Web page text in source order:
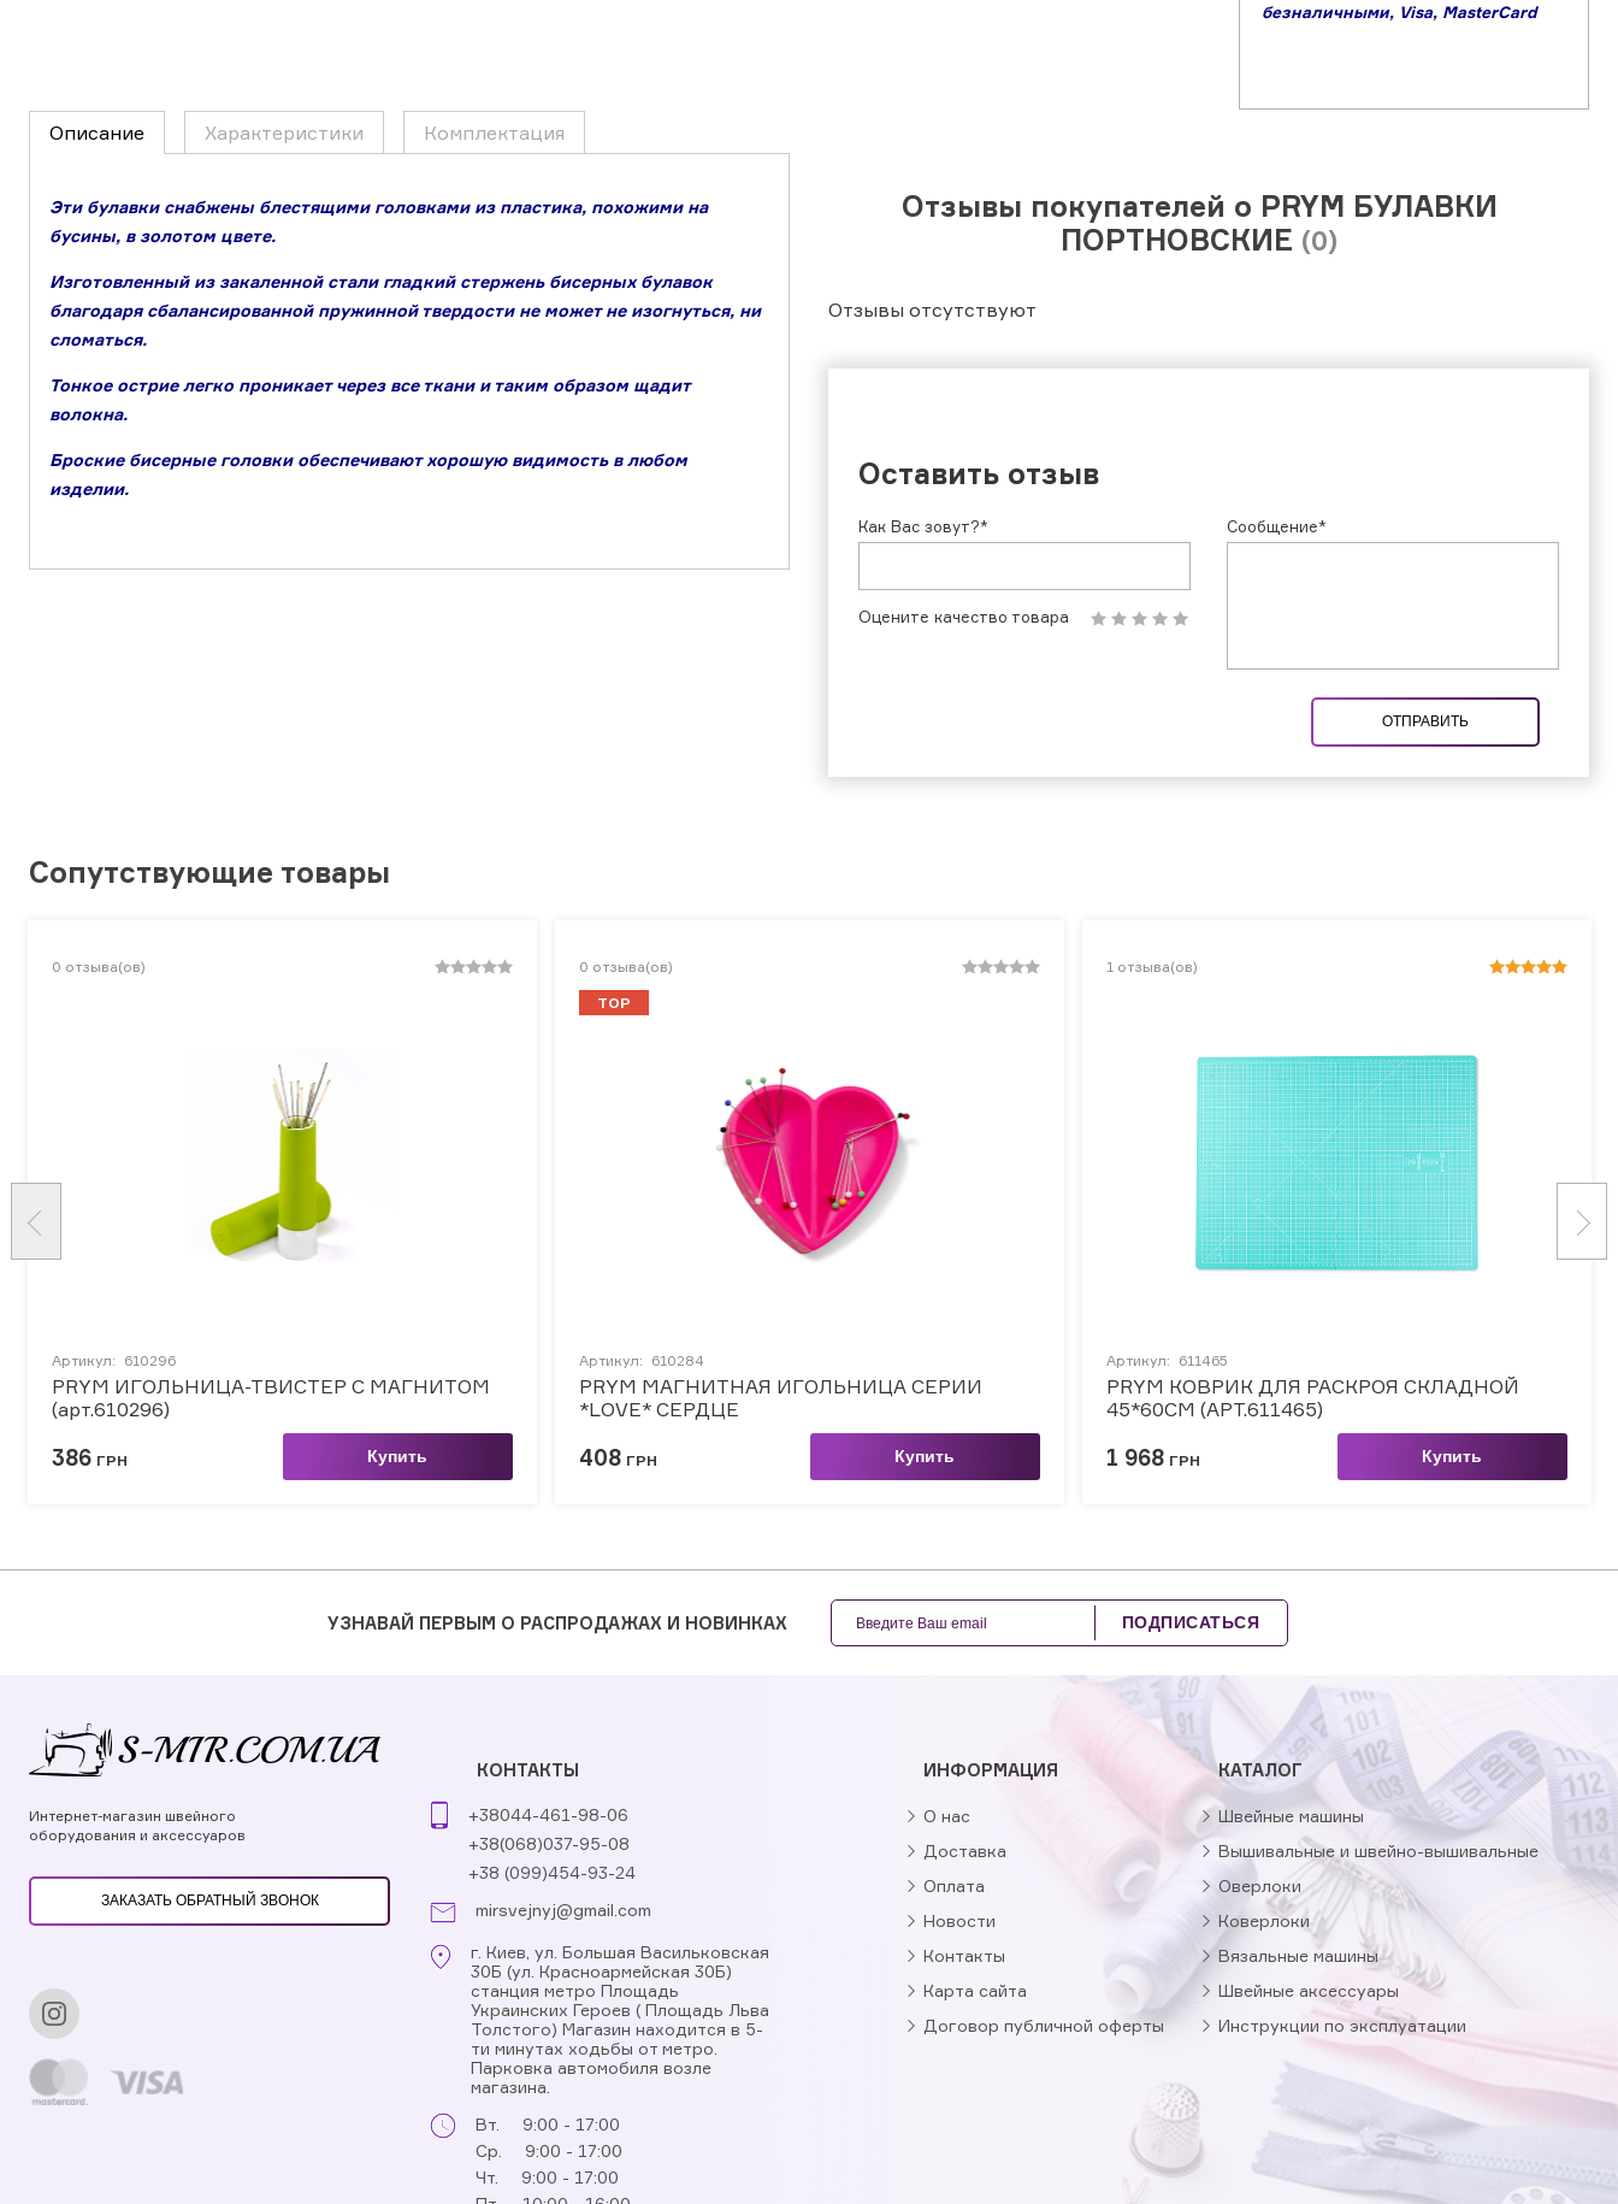
безналичными, Visa, MasterCard
Описание Характеристики Комплектация
Эти булавки снабжены блестящими головками из пластика, похожими на
бусины, в золотом цвете.
Изготовленный из закаленной стали гладкий стержень бисерных булавок
благодаря сбалансированной пружинной твердости не может не изогнуться, ни
сломаться.
Тонкое острие легко проникает через все ткани и таким образом щадит
волокна.
Броские бисерные головки обеспечивают хорошую видимость в любом
изделии.
Отзывы покупателей о PRYM БУЛАВКИ
ПОРТНОВСКИЕ (0)
Отзывы отсутствуют
Оставить отзыв
Сообщение*
Как Вас зовут?*
Оцените качество товара
ОТПРАВИТЬ
Сопутствующие товары
0 отзыва(ов)
Артикул: 610296
PRYM ИГОЛЬНИЦА-ТВИСТЕР С МАГНИТОМ
(арт.610296)
386 ГРН Купить
0 отзыва(ов)
TOP
Артикул: 610284
PRYM МАГНИТНАЯ ИГОЛЬНИЦА СЕРИИ
*LOVE* СЕРДЦЕ
408 ГРН Купить
1 отзыва(ов)
Артикул: 611465
PRYM КОВРИК ДЛЯ РАСКРОЯ СКЛАДНОЙ
45*60СМ (АРТ.611465)
1 968 ГРН Купить
УЗНАВАЙ ПЕРВЫМ О РАСПРОДАЖАХ И НОВИНКАХ ПОДПИСАТЬСЯ
Интернет-магазин швейного
оборудования и аксессуаров
ЗАКАЗАТЬ ОБРАТНЫЙ ЗВОНОК
КОНТАКТЫ
+38044-461-98-06
+38(068)037-95-08
+38 (099)454-93-24
mirsvejnyj@gmail.com
г. Киев, ул. Большая Васильковская
30Б (ул. Красноармейская 30Б)
станция метро Площадь
Украинских Героев ( Площадь Льва
Толстого) Магазин находится в 5-
ти минутах ходьбы от метро.
Парковка автомобиля возле
магазина.
Вт.
9:00 - 17:00
Ср.
9:00 - 17:00
Чт.
9:00 - 17:00
ИНФОРМАЦИЯ
О нас
Доставка
Оплата
Новости
Контакты
Карта сайта
Договор публичной оферты
КАТАЛОГ
Швейные машины
Вышивальные и швейно-вышивальные
Оверлоки
Коверлоки
Вязальные машины
Швейные аксессуары
Инструкции по эксплуатации